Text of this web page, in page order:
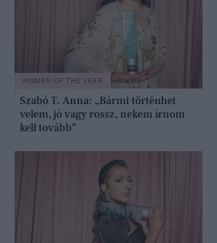
WOMEN OF THE YEAR
Szabó T. Anna: „Bármi történhet
velem, jó vagy rossz, nekem írnom
kell tovább”